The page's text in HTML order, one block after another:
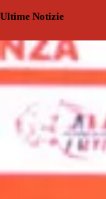
Ultime Notizie